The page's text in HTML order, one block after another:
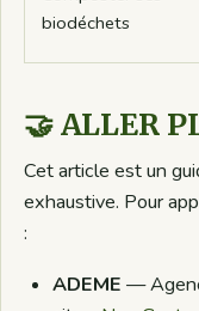
biodéchets
🤝 ALLER
Cet article est un
exhaustive. Pour
:
ADEME —